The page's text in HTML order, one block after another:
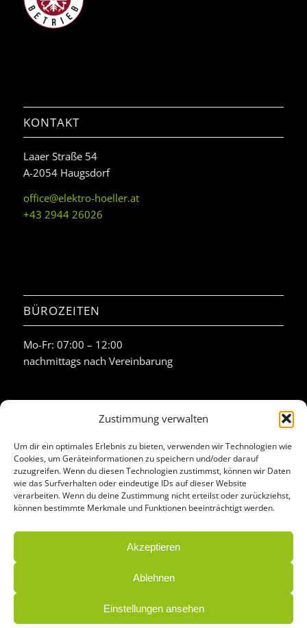
Zustimmung verwalten
Um dir ein optimales Erlebnis zu bieten, verwenden wir Technologien wie
Cookies, um Geräteinformationen zu speichern und/oder darauf
zuzugreifen. Wenn du diesen Technologien zustimmst, können wir Daten
wie das Surfverhalten oder eindeutige IDs auf dieser Website
verarbeiten. Wenn du deine Zustimmung nicht erteilst oder zurückziehst,
können bestimmte Merkmale und Funktionen beeinträchtigt werden.
Akzeptieren
Ablehnen
Einstellungen ansehen
KONTAKT
Laaer Straße 54
A-2054 Haugsdorf
office@elektro-hoeller.at
+43 2944 26026
BÜROZEITEN
Mo-Fr: 07:00 – 12:00
nachmittags nach Vereinbarung
AKTUELLSTE BEITRÄGE
Fronius Verto und Reserva Pro
Intersolar 2026
© 2024 HÖLLER Elektrotechnik